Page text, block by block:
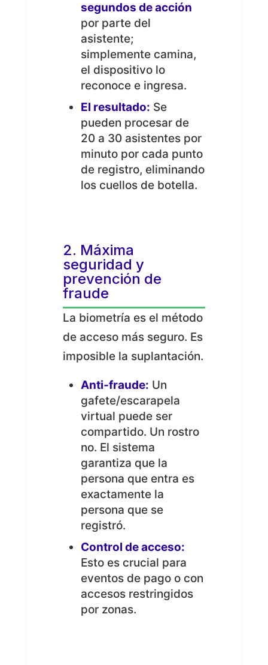
segundos de acción
por parte del
asistente;
simplemente camina,
el dispositivo lo
reconoce e ingresa.
El resultado: Se
pueden procesar de
20 a 30 asistentes por
minuto por cada punto
de registro, eliminando
los cuellos de botella.
2. Máxima
seguridad y
prevención de
fraude
La biometría es el método
de acceso más seguro. Es
imposible la suplantación.
Anti-fraude: Un
gafete/escarapela
virtual puede ser
compartido. Un rostro
no. El sistema
garantiza que la
persona que entra es
exactamente la
persona que se
registró.
Control de acceso:
Esto es crucial para
eventos de pago o con
accesos restringidos
por zonas.